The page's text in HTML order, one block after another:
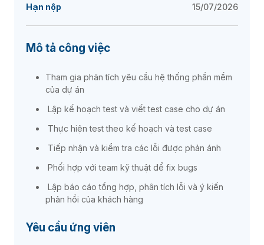
Hạn nộp
15/07/2026
Mô tả công việc
Tham gia phân tích yêu cầu hệ thống phần mềm
của dự án
Lập kế hoạch test và viết test case cho dự án
Thực hiện test theo kế hoạch và test case
Tiếp nhận và kiểm tra các lỗi được phản ánh
Phối hợp với team kỹ thuật để fix bugs
Lập báo cáo tổng hợp, phân tích lỗi và ý kiến
phản hồi của khách hàng
Yêu cầu ứng viên